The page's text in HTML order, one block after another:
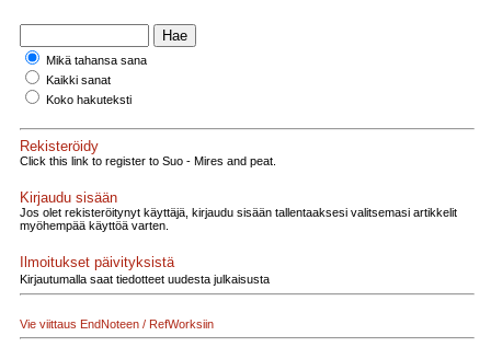
Mikä tahansa sana
Kaikki sanat
Koko hakuteksti
Rekisteröidy
Click this link to register to Suo - Mires and peat.
Kirjaudu sisään
Jos olet rekisteröitynyt käyttäjä, kirjaudu sisään tallentaaksesi valitsemasi artikkelit
myöhempää käyttöä varten.
Ilmoitukset päivityksistä
Kirjautumalla saat tiedotteet uudesta julkaisusta
Vie viittaus EndNoteen / RefWorksiin